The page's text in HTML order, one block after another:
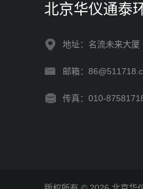
北京华仪通泰
地址：名流未来大厦
邮箱：
传真：010-